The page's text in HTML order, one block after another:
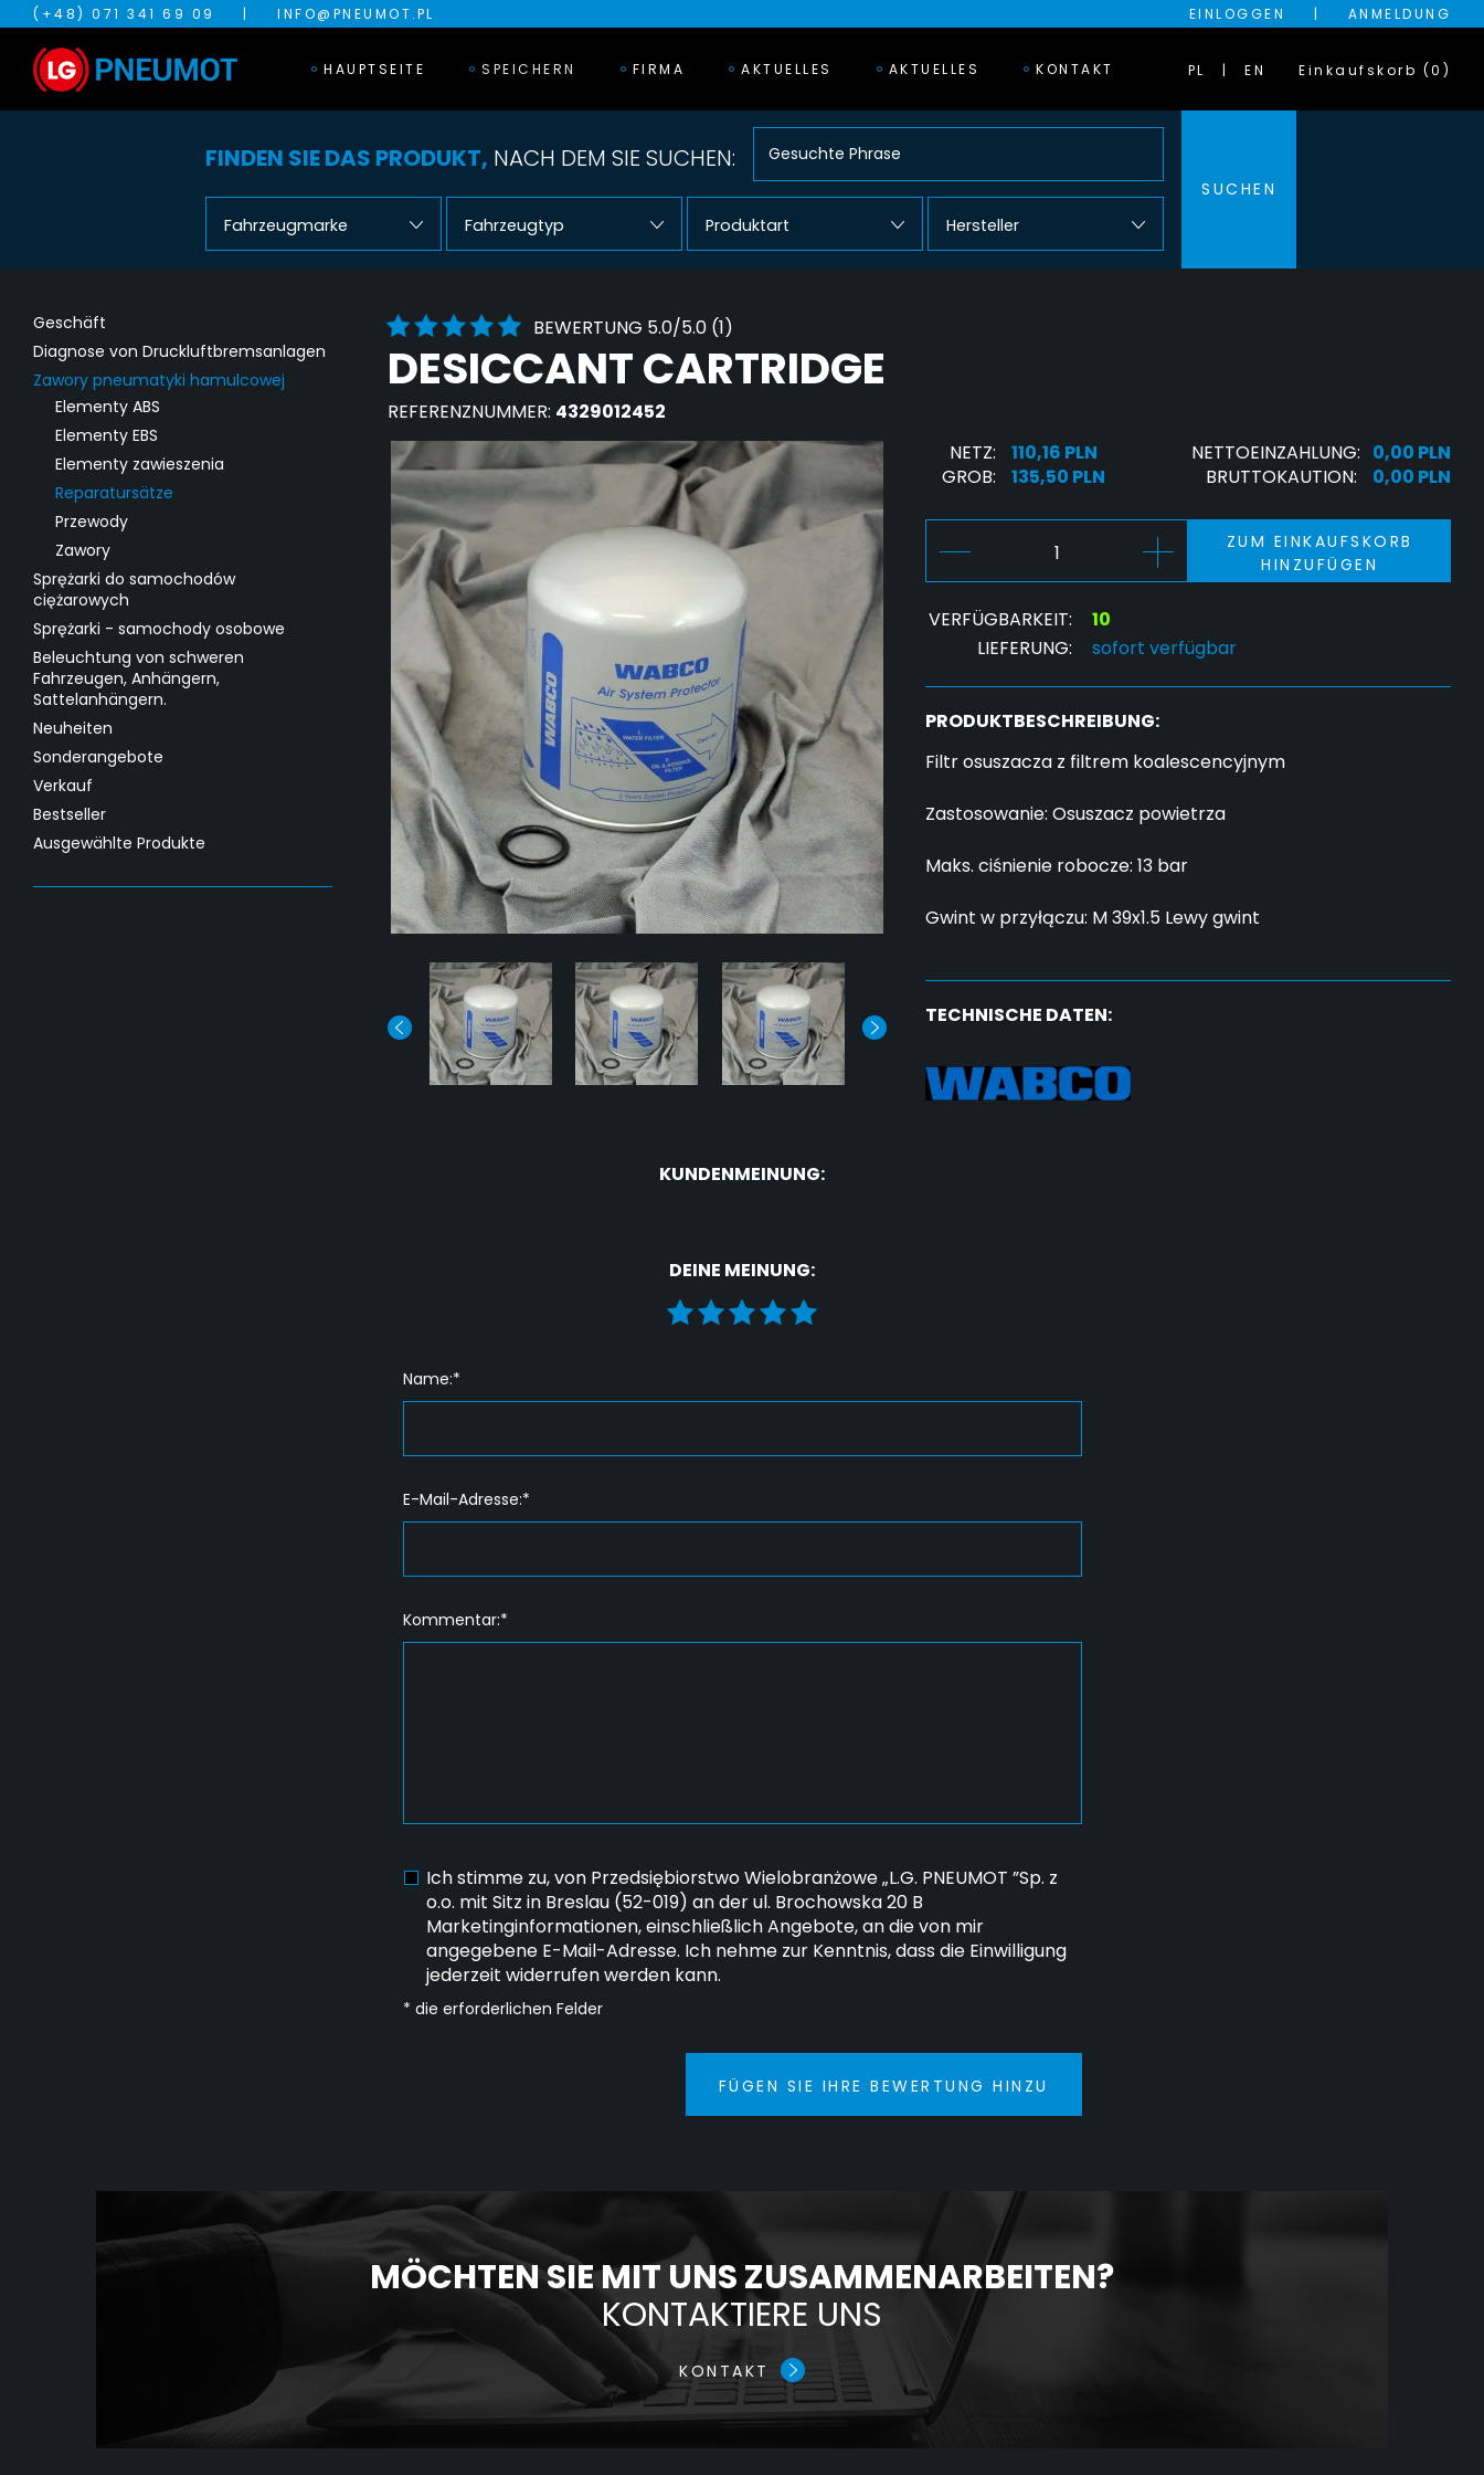
(+48) 071 341 69 09 | INFO@PNEUMOT.PL EINLOGGEN | ANMELDUNG
HAUPTSEITE SPEICHERN FIRMA AKTUELLES AKTUELLES KONTAKT PL EN Einkaufskorb (0)
FINDEN SIE DAS PRODUKT, NACH DEM SIE SUCHEN:
Fahrzeugmarke Fahrzeugtyp Produktart Hersteller
SUCHEN
Geschäft
Diagnose von Druckluftbremsanlagen
Zawory pneumatyki hamulcowej
Elementy ABS
Elementy EBS
Elementy zawieszenia
Reparatursätze
Przewody
Zawory
Sprężarki do samochodów
ciężarowych
Sprężarki - samochody osobowe
Beleuchtung von schweren
Fahrzeugen, Anhängern,
Sattelanhängern.
Neuheiten
Sonderangebote
Verkauf
Bestseller
Ausgewählte Produkte
BEWERTUNG 5.0/5.0 (1)
DESICCANT CARTRIDGE
REFERENZNUMMER: 4329012452
NETZ:
110,16 PLN
GROB:
135,50 PLN
NETTOEINZAHLUNG: 0,00 PLN
BRUTTOKAUTION:
0,00 PLN
ZUM EINKAUFSKORB
HINZUFÜGEN
VERFÜGBARKEIT:
10
LIEFERUNG:
sofort verfügbar
PRODUKTBESCHREIBUNG:
Filtr osuszacza z filtrem koalescencyjnym
Zastosowanie: Osuszacz powietrza
Maks. ciśnienie robocze: 13 bar
Gwint w przyłączu: M 39x1.5 Lewy gwint
TECHNISCHE DATEN:
KUNDENMEINUNG:
DEINE MEINUNG:
Name:*
E-Mail-Adresse:*
Kommentar:*
Ich stimme zu, von Przedsiębiorstwo Wielobranżowe „L.G. PNEUMOT ”Sp. z
o.o. mit Sitz in Breslau (52-019) an der ul. Brochowska 20 B
Marketinginformationen, einschließlich Angebote, an die von mir
angegebene E-Mail-Adresse. Ich nehme zur Kenntnis, dass die Einwilligung
jederzeit widerrufen werden kann.
* die erforderlichen Felder
FÜGEN SIE IHRE BEWERTUNG HINZU
MÖCHTEN SIE MIT UNS ZUSAMMENARBEITEN?
KONTAKTIERE UNS
KONTAKT